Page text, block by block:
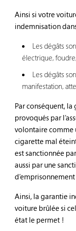
Ainsi si votre
indemnisation
Les dégâts
électrique,
Les dégâts
manifestation,
Par conséquent,
provoqués par
volontaire comme
cigarette mal
est sanctionnée
aussi par une
Ainsi, la garantie
voiture brûlée si
état le permet !